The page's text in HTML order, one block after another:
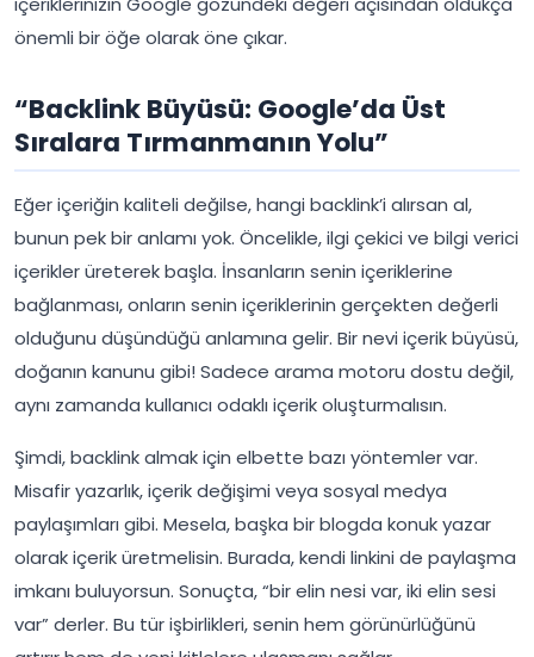
önemli bir öğe olarak öne çıkar.
“Backlink Büyüsü: Google’da Üst
Sıralara Tırmanmanın Yolu”
Eğer içeriğin kaliteli değilse, hangi backlink’i alırsan al,
bunun pek bir anlamı yok. Öncelikle, ilgi çekici ve bilgi verici
içerikler üreterek başla. İnsanların senin içeriklerine
bağlanması, onların senin içeriklerinin gerçekten değerli
olduğunu düşündüğü anlamına gelir. Bir nevi içerik büyüsü,
doğanın kanunu gibi! Sadece arama motoru dostu değil,
aynı zamanda kullanıcı odaklı içerik oluşturmalısın.
Şimdi, backlink almak için elbette bazı yöntemler var.
Misafir yazarlık, içerik değişimi veya sosyal medya
paylaşımları gibi. Mesela, başka bir blogda konuk yazar
olarak içerik üretmelisin. Burada, kendi linkini de paylaşma
imkanı buluyorsun. Sonuçta, “bir elin nesi var, iki elin sesi
var” derler. Bu tür işbirlikleri, senin hem görünürlüğünü